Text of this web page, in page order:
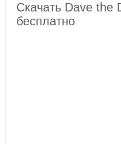
Скачать Dave the
бесплатно